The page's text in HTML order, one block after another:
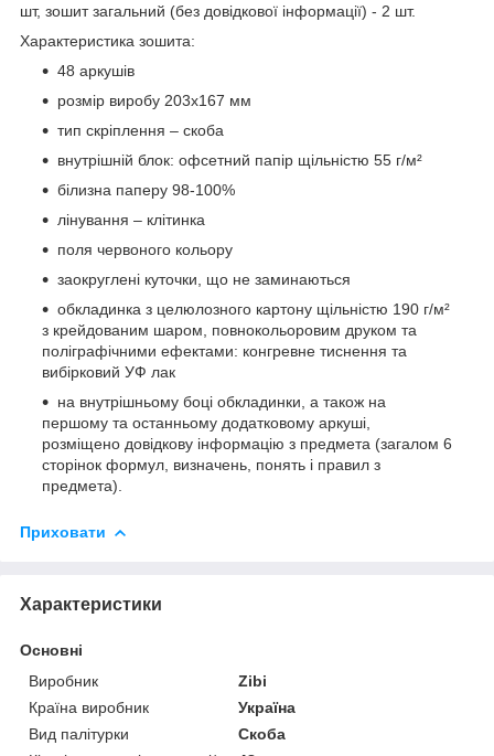
шт, зошит загальний (без довідкової інформації) - 2 шт.
Характеристика зошита:
48 аркушів
розмір виробу 203х167 мм
тип скріплення – скоба
внутрішній блок: офсетний папір щільністю 55 г/м²
білизна паперу 98-100%
лінування – клітинка
поля червоного кольору
заокруглені куточки, що не заминаються
обкладинка з целюлозного картону щільністю 190 г/м²
з крейдованим шаром, повнокольоровим друком та
поліграфічними ефектами: конгревне тиснення та
вибірковий УФ лак
на внутрішньому боці обкладинки, а також на
першому та останньому додатковому аркуші,
розміщено довідкову інформацію з предмета (загалом 6
сторінок формул, визначень, понять і правил з
предмета).
Приховати
Характеристики
Основні
Виробник
Zibi
Країна виробник
Україна
Вид палітурки
Скоба